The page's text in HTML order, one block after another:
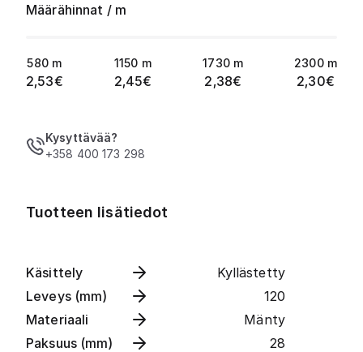
Määrähinnat / m
580 m
2,53€
1150 m
2,45€
1730 m
2,38€
2300 m
2,30€
Kysyttävää?
+358 400 173 298
Tuotteen lisätiedot
Käsittely
Kyllästetty
Leveys (mm)
120
Materiaali
Mänty
Paksuus (mm)
28